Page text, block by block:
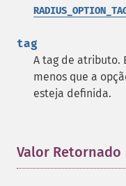
tag
A tag de atributo.
menos que a
esteja definida.
Valor Retornado